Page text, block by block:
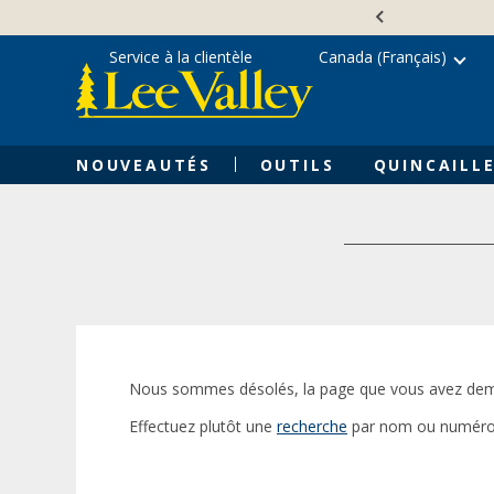
content
NOUVEAUTÉS OUTILS
Service à la clientèle Canada (Français)
Nous sommes désolés, la page que vous avez
Effectuez plutôt une recherche par nom ou